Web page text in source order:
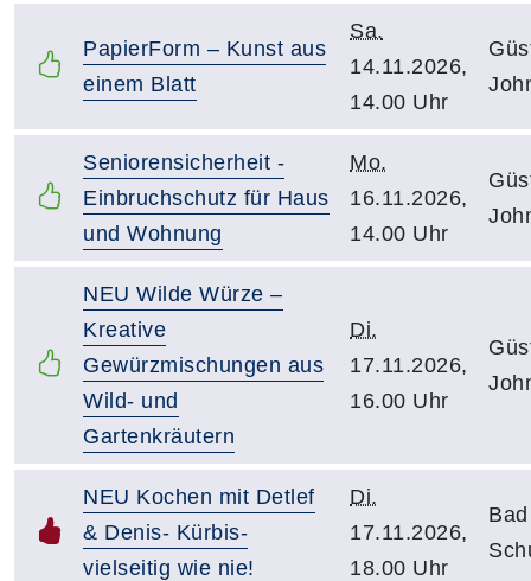
PapierForm – Kunst aus
einem Blatt
Sa.
14.11.2026,
14.00 Uhr
Seniorensicherheit -
Einbruchschutz für Haus
und Wohnung
Mo.
16.11.2026,
14.00 Uhr
NEU Wilde Würze –
Kreative
Gewürzmischungen aus
Wild- und
Gartenkräutern
Di.
17.11.2026,
16.00 Uhr
NEU Kochen mit Detlef
& Denis- Kürbis-
vielseitig wie nie!
Di.
17.11.2026,
18.00 Uhr